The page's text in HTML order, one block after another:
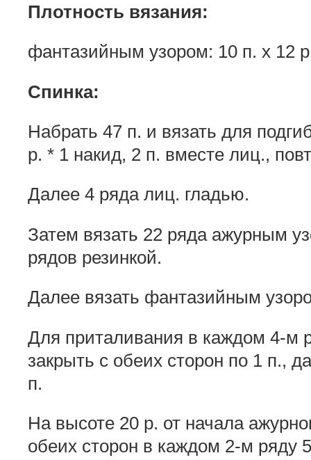
Плотность вязания:
фантазийным узором: 10 п. х 12
Спинка:
Набрать 47 п. и вязать для
р. * 1 накид, 2 п. вместе лиц.,
Далее 4 ряда лиц. гладью.
Затем вязать 22 ряда ажурным
рядов резинкой.
Далее вязать фантазийным
Для приталивания в каждом 4-м
закрыть с обеих сторон по 1 п.,
п.
На высоте 20 р. от начала
обеих сторон в каждом 2-м ряду